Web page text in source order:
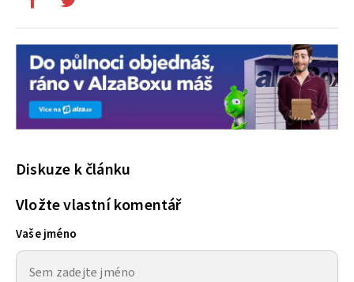
Diskuze k článku
Vložte vlastní komentář
Vaše jméno